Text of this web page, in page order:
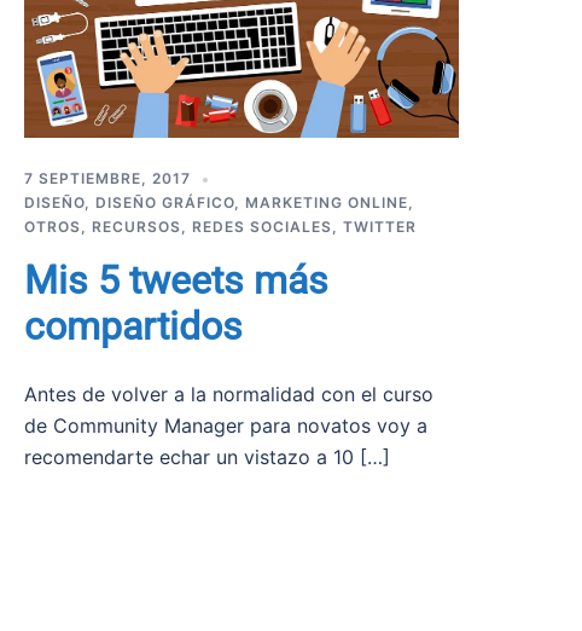
7 SEPTIEMBRE, 2017
DISEÑO, DISEÑO GRÁFICO, MARKETING ONLINE,
OTROS, RECURSOS, REDES SOCIALES, TWITTER
Mis 5 tweets más
compartidos
Antes de volver a la normalidad con el curso
de Community Manager para novatos voy a
recomendarte echar un vistazo a 10 […]